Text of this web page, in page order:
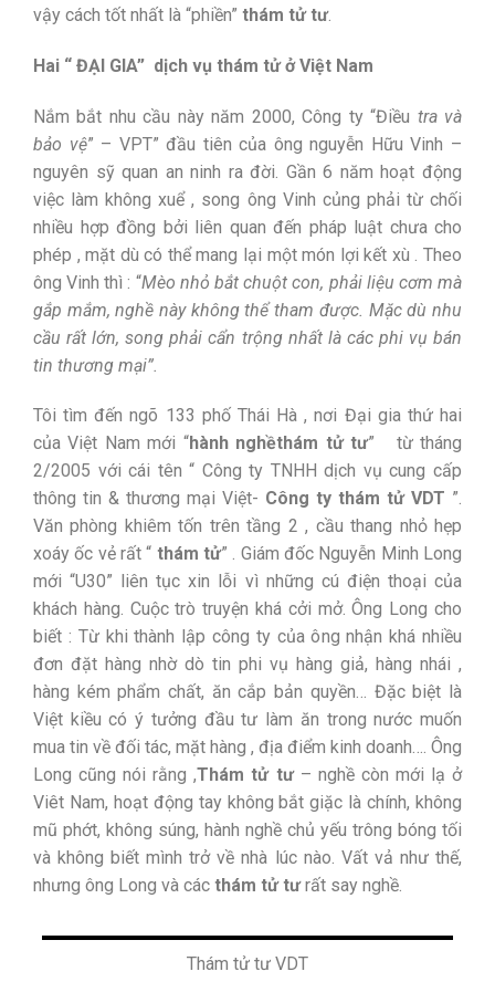
vậy cách tốt nhất là “phiền” thám tử tư.
Hai “ ĐẠI GIA” dịch vụ thám tử ở Việt Nam
Nắm bắt nhu cầu này năm 2000, Công ty “Điều tra và
bảo vệ” – VPT” đầu tiên của ông nguyễn Hữu Vinh –
nguyên sỹ quan an ninh ra đời. Gần 6 năm hoạt động
việc làm không xuể , song ông Vinh củng phải từ chối
nhiều hợp đồng bởi liên quan đến pháp luật chưa cho
phép , mặt dù có thể mang lại một món lợi kết xù . Theo
ông Vinh thì : “Mèo nhỏ bắt chuột con, phải liệu cơm mà
gắp mắm, nghề này không thể tham được. Mặc dù nhu
cầu rất lớn, song phải cẩn trộng nhất là các phi vụ bán
tin thương mại”.
Tôi tìm đến ngõ 133 phố Thái Hà , nơi Đại gia thứ hai
của Việt Nam mới “hành nghềthám tử tư” từ tháng
2/2005 với cái tên “ Công ty TNHH dịch vụ cung cấp
thông tin & thương mại Việt- Công ty thám tử VDT ”.
Văn phòng khiêm tốn trên tầng 2 , cầu thang nhỏ hẹp
xoáy ốc vẻ rất “ thám tử” . Giám đốc Nguyễn Minh Long
mới “U30” liên tục xin lỗi vì những cú điện thoại của
khách hàng. Cuộc trò truyện khá cởi mở. Ông Long cho
biết : Từ khi thành lập công ty của ông nhận khá nhiều
đơn đặt hàng nhờ dò tin phi vụ hàng giả, hàng nhái ,
hàng kém phẩm chất, ăn cắp bản quyền… Đặc biệt là
Việt kiều có ý tưởng đầu tư làm ăn trong nước muốn
mua tin về đối tác, mặt hàng , địa điểm kinh doanh…. Ông
Long cũng nói rằng ,Thám tử tư – nghề còn mới lạ ở
Viêt Nam, hoạt động tay không bắt giặc là chính, không
mũ phớt, không súng, hành nghề chủ yếu trông bóng tối
và không biết mình trở về nhà lúc nào. Vất vả như thế,
nhưng ông Long và các thám tử tưrất say nghề.
Thám tử tư VDT